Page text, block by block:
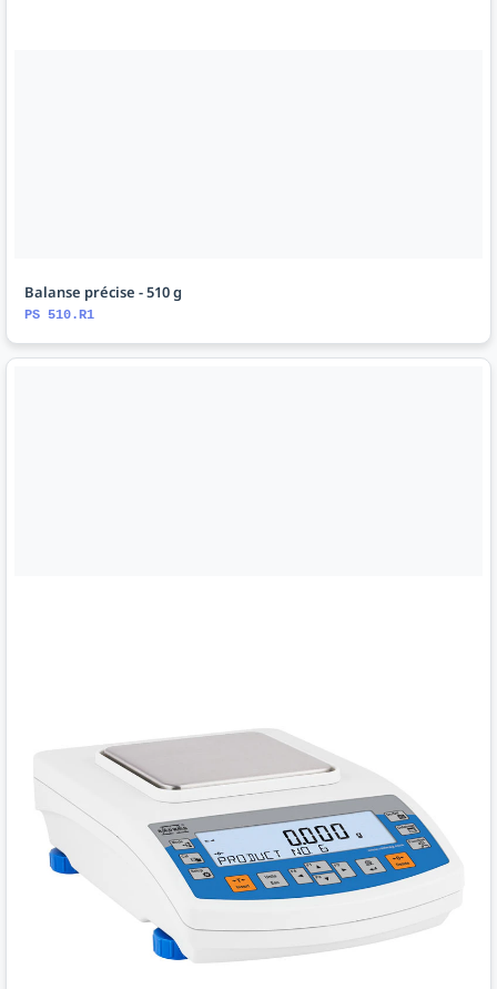
Balanse précise - 510 g
PS 510.R1